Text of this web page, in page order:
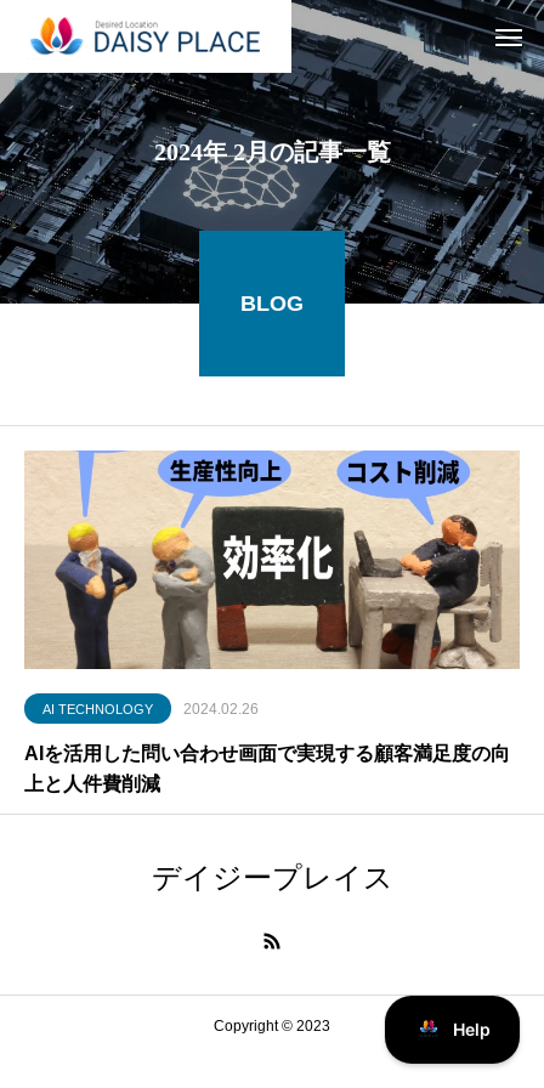
2024年 2月の記事一覧
BLOG
AI TECHNOLOGY 2024.02.26
AIを活用した問い合わせ画面で実現する顧客満足度の向
上と人件費削減
デイジープレイス
Copyright © 2023